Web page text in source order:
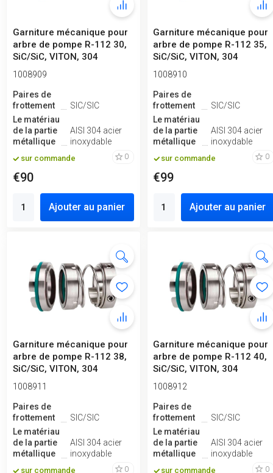
Garniture mécanique pour
arbre de pompe R-112 30,
SiC/SiC, VITON, 304
1008909
Paires de
frottement
SIC/SIC
Le matériau
de la partie
métallique
AISI 304 acier
inoxydable
sur commande 0
€90
Ajouter au panier
Garniture mécanique pour
arbre de pompe R-112 35,
SiC/SiC, VITON, 304
1008910
Paires de
frottement
SIC/SIC
Le matériau
de la partie
métallique
AISI 304 acier
inoxydable
sur commande 0
€99
Ajouter au panier
Garniture mécanique pour
arbre de pompe R-112 38,
SiC/SiC, VITON, 304
1008911
Paires de
frottement
SIC/SIC
Le matériau
de la partie
métallique
AISI 304 acier
inoxydable
sur commande 0
Garniture mécanique pour
arbre de pompe R-112 40,
SiC/SiC, VITON, 304
1008912
Paires de
frottement
SIC/SIC
Le matériau
de la partie
métallique
AISI 304 acier
inoxydable
sur commande 0